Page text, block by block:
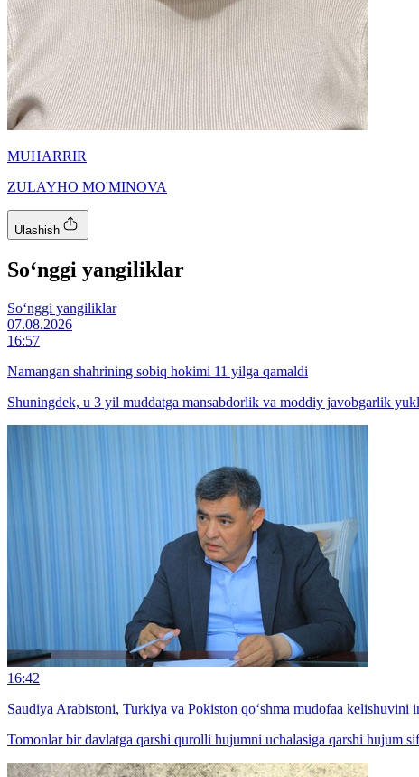
MUHARRIR
ZULAYHO MO'MINOVA
Ulashish
So‘nggi yangiliklar
So‘nggi yangiliklar
07.08.2026
16:57
Namangan shahrining sobiq hokimi 11 yilga qamaldi
Shuningdek, u 3 yil muddatga mansabdorlik va moddiy javobgarlik
16:42
Saudiya Arabistoni, Turkiya va Pokiston qo‘shma mudofaa kelishuvini
Tomonlar bir davlatga qarshi qurolli hujumni uchalasiga qarshi hujum